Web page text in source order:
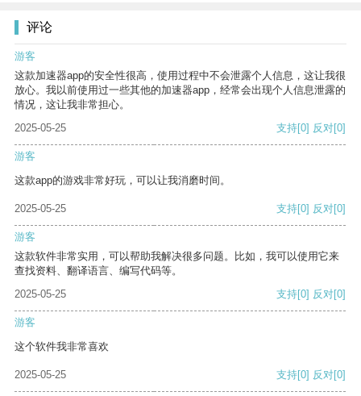
评论
游客
这款加速器app的安全性很高，使用过程中不会泄露个人信息，这让我很
放心。我以前使用过一些其他的加速器app，经常会出现个人信息泄露的
情况，这让我非常担心。
2025-05-25
支持[0] 反对[0]
游客
这款app的游戏非常好玩，可以让我消磨时间。
2025-05-25 支持[0] 反对[0]
游客
这款软件非常实用，可以帮助我解决很多问题。比如，我可以使用它来
查找资料、翻译语言、编写代码等。
2025-05-25
支持[0] 反对[0]
游客
这个软件我非常喜欢
2025-05-25 支持[0] 反对[0]